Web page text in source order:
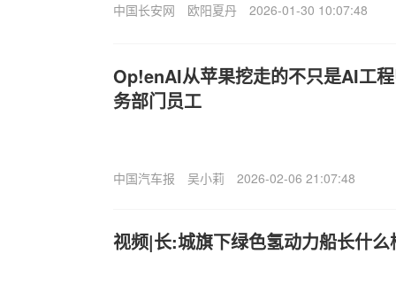
中国长安网 欧阳夏丹 2026-01-30 10:07:48
Op!enAI从苹果挖走的不只是AI工
务部门员工
中国汽车报 吴小莉 2026-02-06 21:07:48
视频|长:城旗下绿色氢动力船长什么